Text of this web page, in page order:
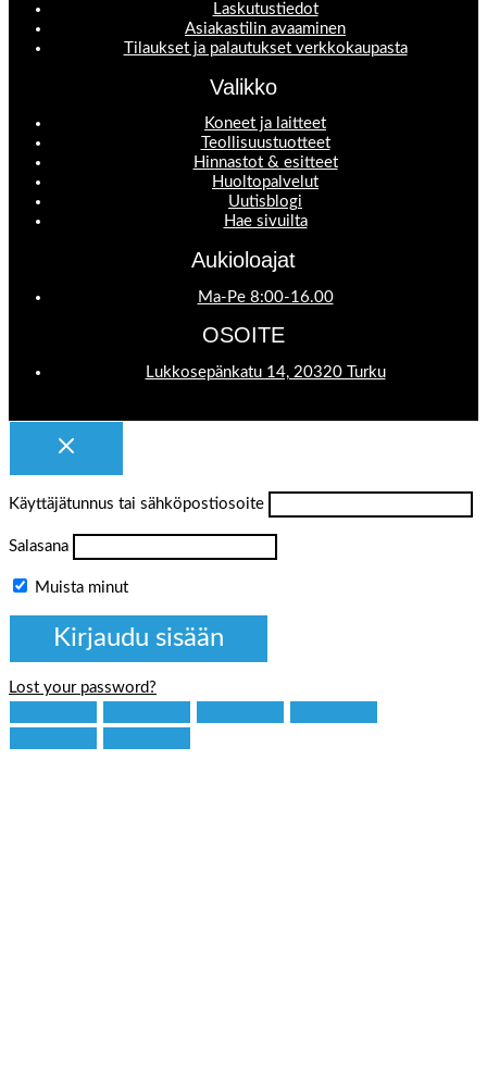
Laskutustiedot
Asiakastilin avaaminen
Tilaukset ja palautukset verkkokaupasta
Valikko
Koneet ja laitteet
Teollisuustuotteet
Hinnastot & esitteet
Huoltopalvelut
Uutisblogi
Hae sivuilta
Aukioloajat
Ma-Pe 8:00-16.00
OSOITE
Lukkosepänkatu 14, 20320 Turku
Käyttäjätunnus tai sähköpostiosoite
Salasana
Muista minut
Lost your password?